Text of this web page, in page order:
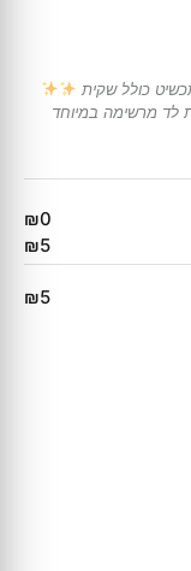
כולל שקית
לד מרשימה במיוחד
₪0
₪5
₪5